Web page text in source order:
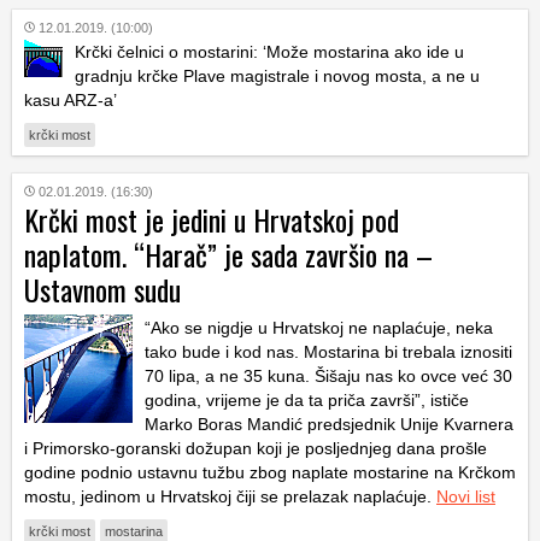
12.01.2019. (10:00)
Krčki čelnici o mostarini: ‘Može mostarina ako ide u
gradnju krčke Plave magistrale i novog mosta, a ne u
kasu ARZ-a’
krčki most
02.01.2019. (16:30)
Krčki most je jedini u Hrvatskoj pod
naplatom. “Harač” je sada završio na –
Ustavnom sudu
“Ako se nigdje u Hrvatskoj ne naplaćuje, neka
tako bude i kod nas. Mostarina bi trebala iznositi
70 lipa, a ne 35 kuna. Šišaju nas ko ovce već 30
godina, vrijeme je da ta priča završi”, ističe
Marko Boras Mandić predsjednik Unije Kvarnera
i Primorsko-goranski dožupan koji je posljednjeg dana prošle
godine podnio ustavnu tužbu zbog naplate mostarine na Krčkom
mostu, jedinom u Hrvatskoj čiji se prelazak naplaćuje. Novi list
krčki most mostarina